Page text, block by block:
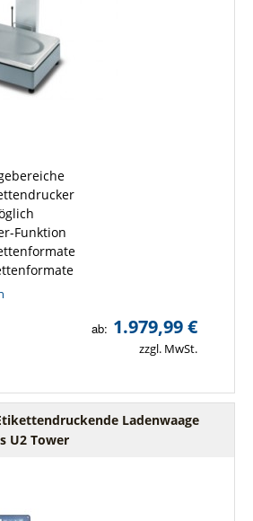
Funktion
ab: 1.979,99 €
zzgl. MwSt.
Ladenwaage
U2 Tower